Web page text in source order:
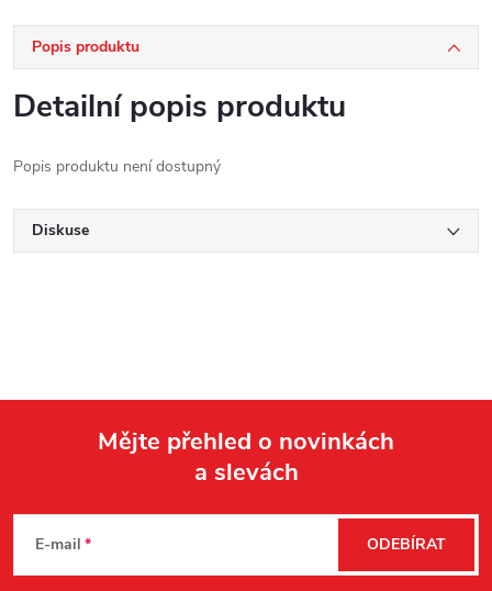
Popis produktu
Detailní popis produktu
Popis produktu není dostupný
Diskuse
Mějte přehled o novinkách
a slevách
E-mail ODEBÍRAT